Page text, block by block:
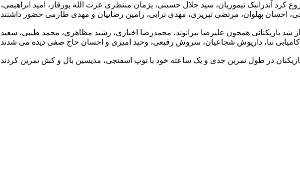
نخست که کارش را از ساعت 10:30 شروع کرد آندرانیک تیموریان، سید جلال حسینی، پژمان منتظری عزت الله پورقاز، امید ابراهیمی،
احسان پهلوان، مرتضی تبریزی، مهدی ترابی، رامین رضاییان و مهدی طارمی حضور داشتند
گروه دوم که تمریناتش از ساعت 11:30 آغاز شد بازیکنانی همچون علیرضا بیرانوند، محمدرضا اخباری، رشید مظاهری، محمد طیبی، سعید